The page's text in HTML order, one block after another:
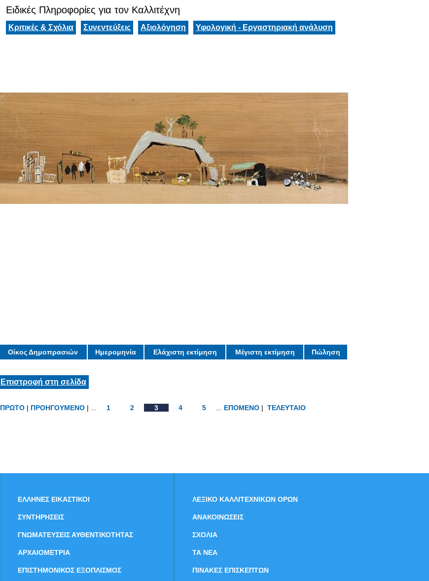
Ειδικές Πληροφορίες για τον Καλλιτέχνη
Κριτικές & Σχόλια Συνεντεύξεις Αξιολόγηση Υφολογική - Εργαστηριακή ανάλυση
Οίκος Δημοπρασιών Ημερομηνία Ελάχιστη εκτίμηση Μέγιστη εκτίμηση Πώληση
Επιστροφή στη σελίδα
ΠΡΩΤΟ | ΠΡΟΗΓΟΥΜΕΝΟ | ... 1 2 3 4 5 ΕΠΟΜΕΝΟ | ΤΕΛΕΥΤΑΙΟ
ΕΛΛΗΝΕΣ ΕΙΚΑΣΤΙΚΟΙ
ΣΥΝΤΗΡΗΣΕΙΣ
ΓΝΩΜΑΤΕΥΣΕΙΣ ΑΥΘΕΝΤΙΚΟΤΗΤΑΣ
ΑΡΧΑΙΟΜΕΤΡΙΑ
ΕΠΙΣΤΗΜΟΝΙΚΟΣ ΕΞΟΠΛΙΣΜΟΣ
ΛΕΞΙΚΟ ΚΑΛΛΙΤΕΧΝΙΚΩΝ ΟΡΩΝ
ΑΝΑΚΟΙΝΩΣΕΙΣ
ΣΧΟΛΙΑ
ΤΑ ΝEΑ
ΠΙΝΑΚΕΣ ΕΠΙΣΚΕΠΤΩΝ